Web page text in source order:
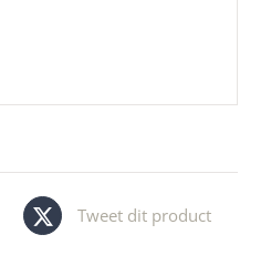
Tweet dit product